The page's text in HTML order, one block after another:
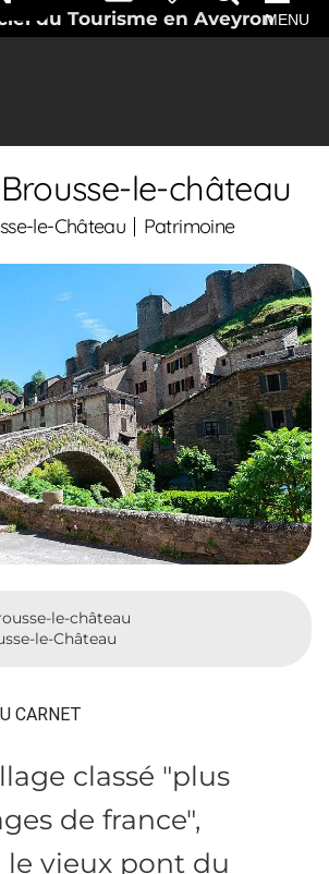
du Tourisme en AveyronMENU
le-château
le-Château Patrimoine
le-château
le-Château
CARNET
classé "plus
de france",
le vieux pont du